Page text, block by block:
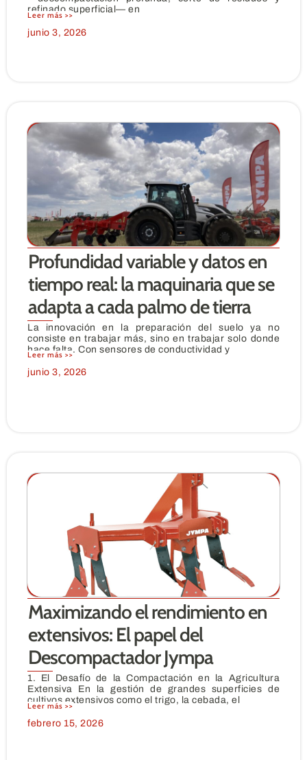
refinado superficial— en
Leer más >>
junio 3, 2026
Profundidad variable y datos en
tiempo real: la maquinaria que se
adapta a cada palmo de tierra
La innovación en la preparación del suelo ya no
consiste en trabajar más, sino en trabajar solo donde
hace falta. Con sensores de conductividad y
Leer más >>
junio 3, 2026
Maximizando el rendimiento en
extensivos: El papel del
Descompactador Jympa
1. El Desafío de la Compactación en la Agricultura
Extensiva En la gestión de grandes superficies de
cultivos extensivos como el trigo, la cebada, el
Leer más >>
febrero 15, 2026